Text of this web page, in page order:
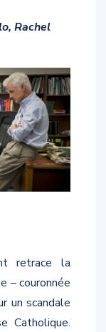
Rachel
retrace la
– couronnée
un scandale
Catholique.